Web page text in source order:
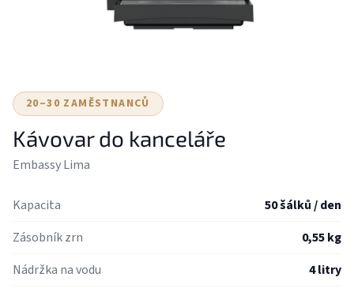
20–30 ZAMĚSTNANCŮ
Kávovar do kanceláře
Embassy Lima
Kapacita
50 šálků / den
Zásobník zrn
0,55 kg
Nádržka na vodu
4 litry